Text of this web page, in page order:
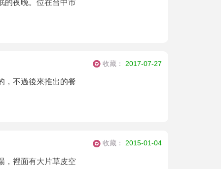
的夜晚。位在台中市
，不過後來推出的餐
收藏： 2017-07-27
，裡面有大片草皮空
收藏： 2015-01-04